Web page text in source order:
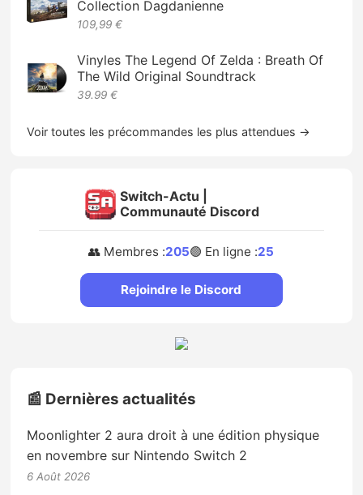
Collection Dagdanienne
109,99 €
Vinyles The Legend Of Zelda : Breath Of
The Wild Original Soundtrack
39.99 €
Voir toutes les précommandes les plus attendues →
Switch-Actu |
Communauté Discord
👥 Membres :205🟢 En ligne :25
Rejoindre le Discord
📰 Dernières actualités
Moonlighter 2 aura droit à une édition physique
en novembre sur Nintendo Switch 2
6 Août 2026